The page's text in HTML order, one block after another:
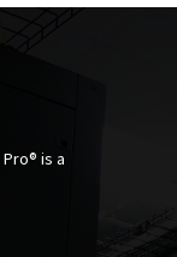
is a